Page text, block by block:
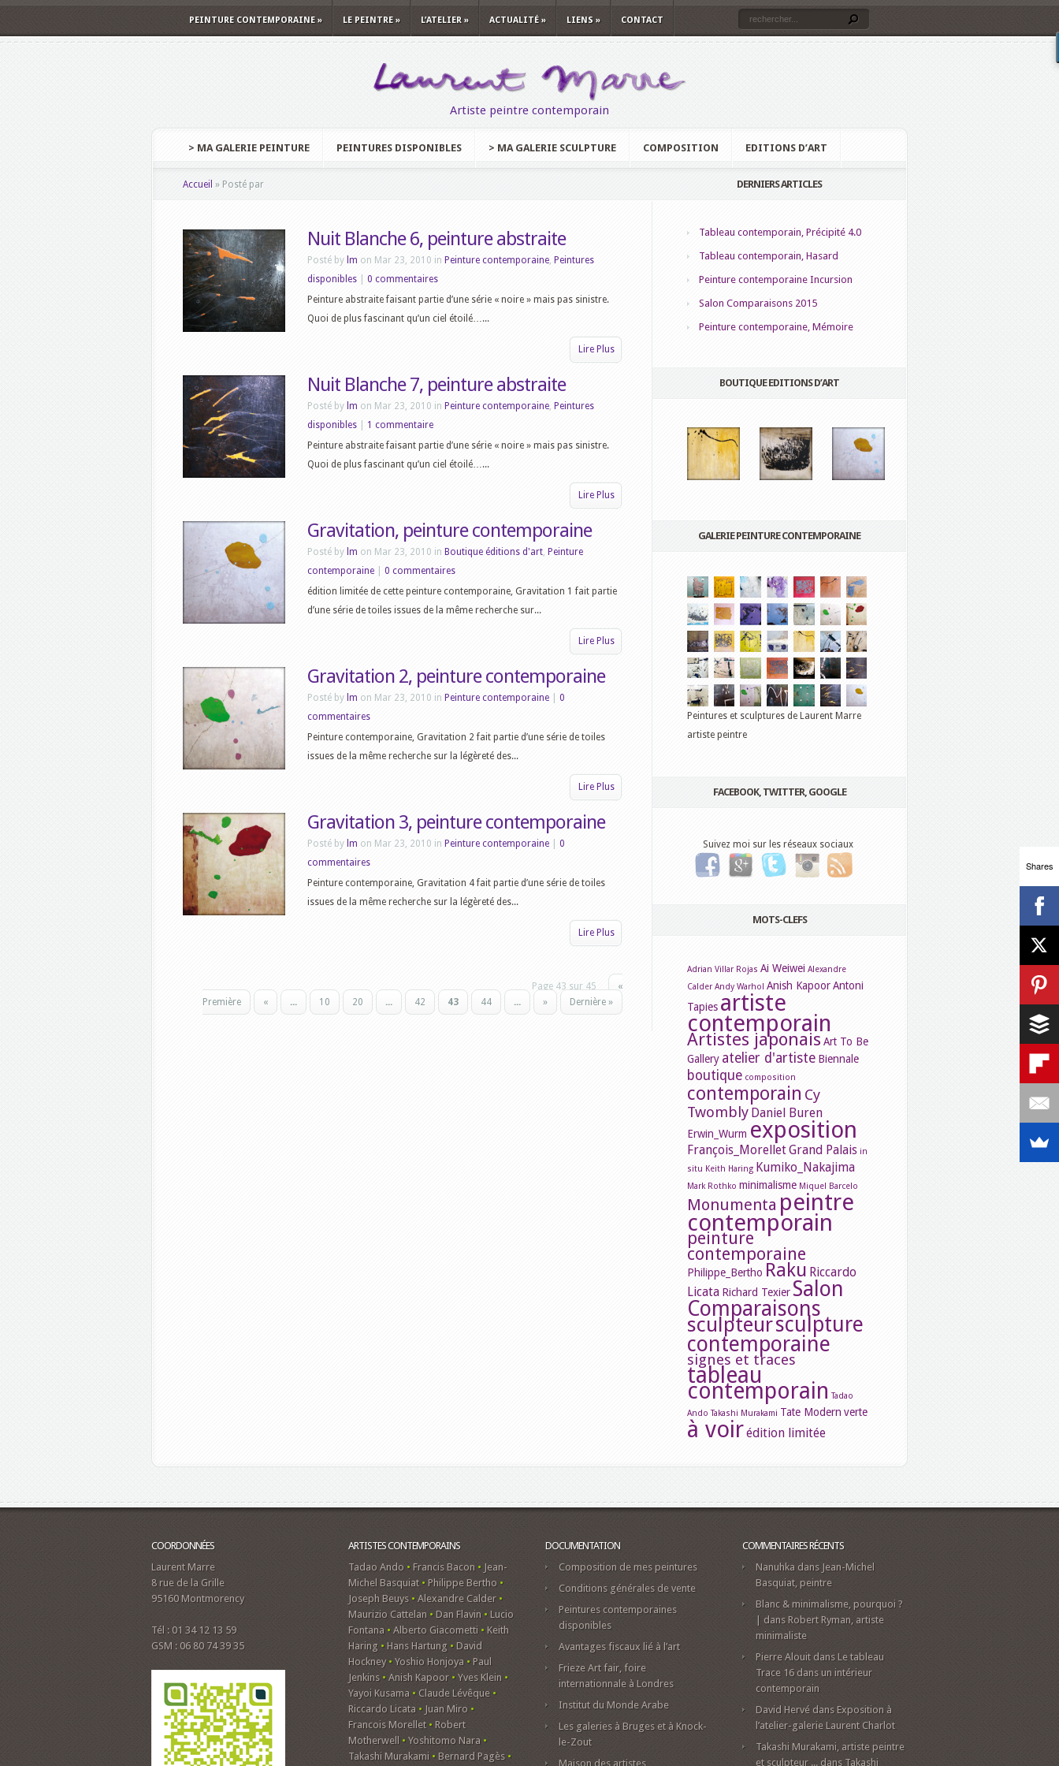
PEINTURE CONTEMPORAINE» LE PEINTRE» L’ATELIER » ACTUALITÉ» LIENS » CONTACT
Artiste peintre contemporain
> MA GALERIE PEINTURE PEINTURES DISPONIBLES > MA GALERIE SCULPTURE COMPOSITION EDITIONS D’ART
Accueil » Posté par
Nuit Blanche 6, peinture abstraite
Posté by lm on Mar 23, 2010 in Peinture contemporaine, Peintures
disponibles
0 commentaires
Peinture abstraite faisant partie d’une série « noire » mais pas sinistre.
Quoi de plus fascinant qu’un ciel étoilé…...
Lire Plus
Nuit Blanche 7, peinture abstraite
Posté by lm on Mar 23, 2010 in Peinture contemporaine, Peintures
disponibles
1 commentaire
Peinture abstraite faisant partie d’une série « noire » mais pas sinistre.
Quoi de plus fascinant qu’un ciel étoilé…...
Lire Plus
Gravitation, peinture contemporaine
Posté by lm on Mar 23, 2010 in Boutique éditions d'art, Peinture
contemporaine
0 commentaires
édition limitée de cette peinture contemporaine, Gravitation 1 fait partie
d’une série de toiles issues de la même recherche sur...
Lire Plus
Gravitation 2, peinture contemporaine
Posté by lm on Mar 23, 2010 in Peinture contemporaine
0
commentaires
Peinture contemporaine, Gravitation 2 fait partie d’une série de toiles
issues de la même recherche sur la légèreté des...
Lire Plus
Gravitation 3, peinture contemporaine
Posté by lm on Mar 23, 2010 in Peinture contemporaine
0
commentaires
Peinture contemporaine, Gravitation 4 fait partie d’une série de toiles
issues de la même recherche sur la légèreté des...
Lire Plus
Page 43 sur 45
«
Première
« ... 10 20 ... 42 43 44 ... » Dernière »
DERNIERS ARTICLES
Tableau contemporain, Précipité 4.0
Tableau contemporain, Hasard
Peinture contemporaine Incursion
Salon Comparaisons 2015
Peinture contemporaine, Mémoire
BOUTIQUE EDITIONS D’ART
GALERIE PEINTURE CONTEMPORAINE
Peintures et sculptures de Laurent Marre
artiste peintre
FACEBOOK, TWITTER, GOOGLE
Suivez moi sur les réseaux sociaux
MOTS-CLEFS
Adrian Villar Rojas Ai Weiwei Alexandre
Calder Andy Warhol Anish KapoorAntoni
Tapies artiste
contemporain
Artistes japonais Art To Be
Gallery atelier d'artiste Biennale
boutique composition
contemporain Cy
Twombly Daniel Buren
Erwin_Wurm exposition
François_MorelletGrand Palais in
situ Keith Haring Kumiko_Nakajima
Mark Rothko minimalisme Miquel Barcelo
Monumenta peintre
contemporain
peinture
contemporaine
Philippe_Bertho Raku Riccardo
Licata Richard Texier Salon
Comparaisons
sculpteursculpture
contemporaine
signes et traces
tableau
contemporain Tadao
Ando Takashi Murakami Tate Modern verte
à voirédition limitée
COORDONNÉES
Laurent Marre
8 rue de la Grille
95160 Montmorency
Tél : 01 34 12 13 59
GSM : 06 80 74 39 35
ARTISTES CONTEMPORAINS
Tadao Ando • Francis Bacon • Jean-
Michel Basquiat • Philippe Bertho •
Joseph Beuys • Alexandre Calder •
Maurizio Cattelan • Dan Flavin • Lucio
Fontana • Alberto Giacometti • Keith
Haring • Hans Hartung • David
Hockney • Yoshio Honjoya • Paul
Jenkins • Anish Kapoor • Yves Klein •
Yayoi Kusama • Claude Lévêque •
Riccardo Licata • Juan Miro •
Francois Morellet • Robert
Motherwell • Yoshitomo Nara •
Takashi Murakami • Bernard Pagès •
DOCUMENTATION
Composition de mes peintures
Conditions générales de vente
Peintures contemporaines
disponibles
Avantages fiscaux lié à l’art
Frieze Art fair, foire
internationnale à Londres
Institut du Monde Arabe
Les galeries à Bruges et à Knock-
le-Zout
Maison des artistes
COMMENTAIRES RÉCENTS
Nanuhka dans Jean-Michel
Basquiat, peintre
Blanc & minimalisme, pourquoi ?
| dans Robert Ryman, artiste
minimaliste
Pierre Alouit dans Le tableau
Trace 16 dans un intérieur
contemporain
David Hervé dans Exposition à
l’atelier-galerie Laurent Charlot
Takashi Murakami, artiste peintre
et sculpteur ... dans Takashi
Shares